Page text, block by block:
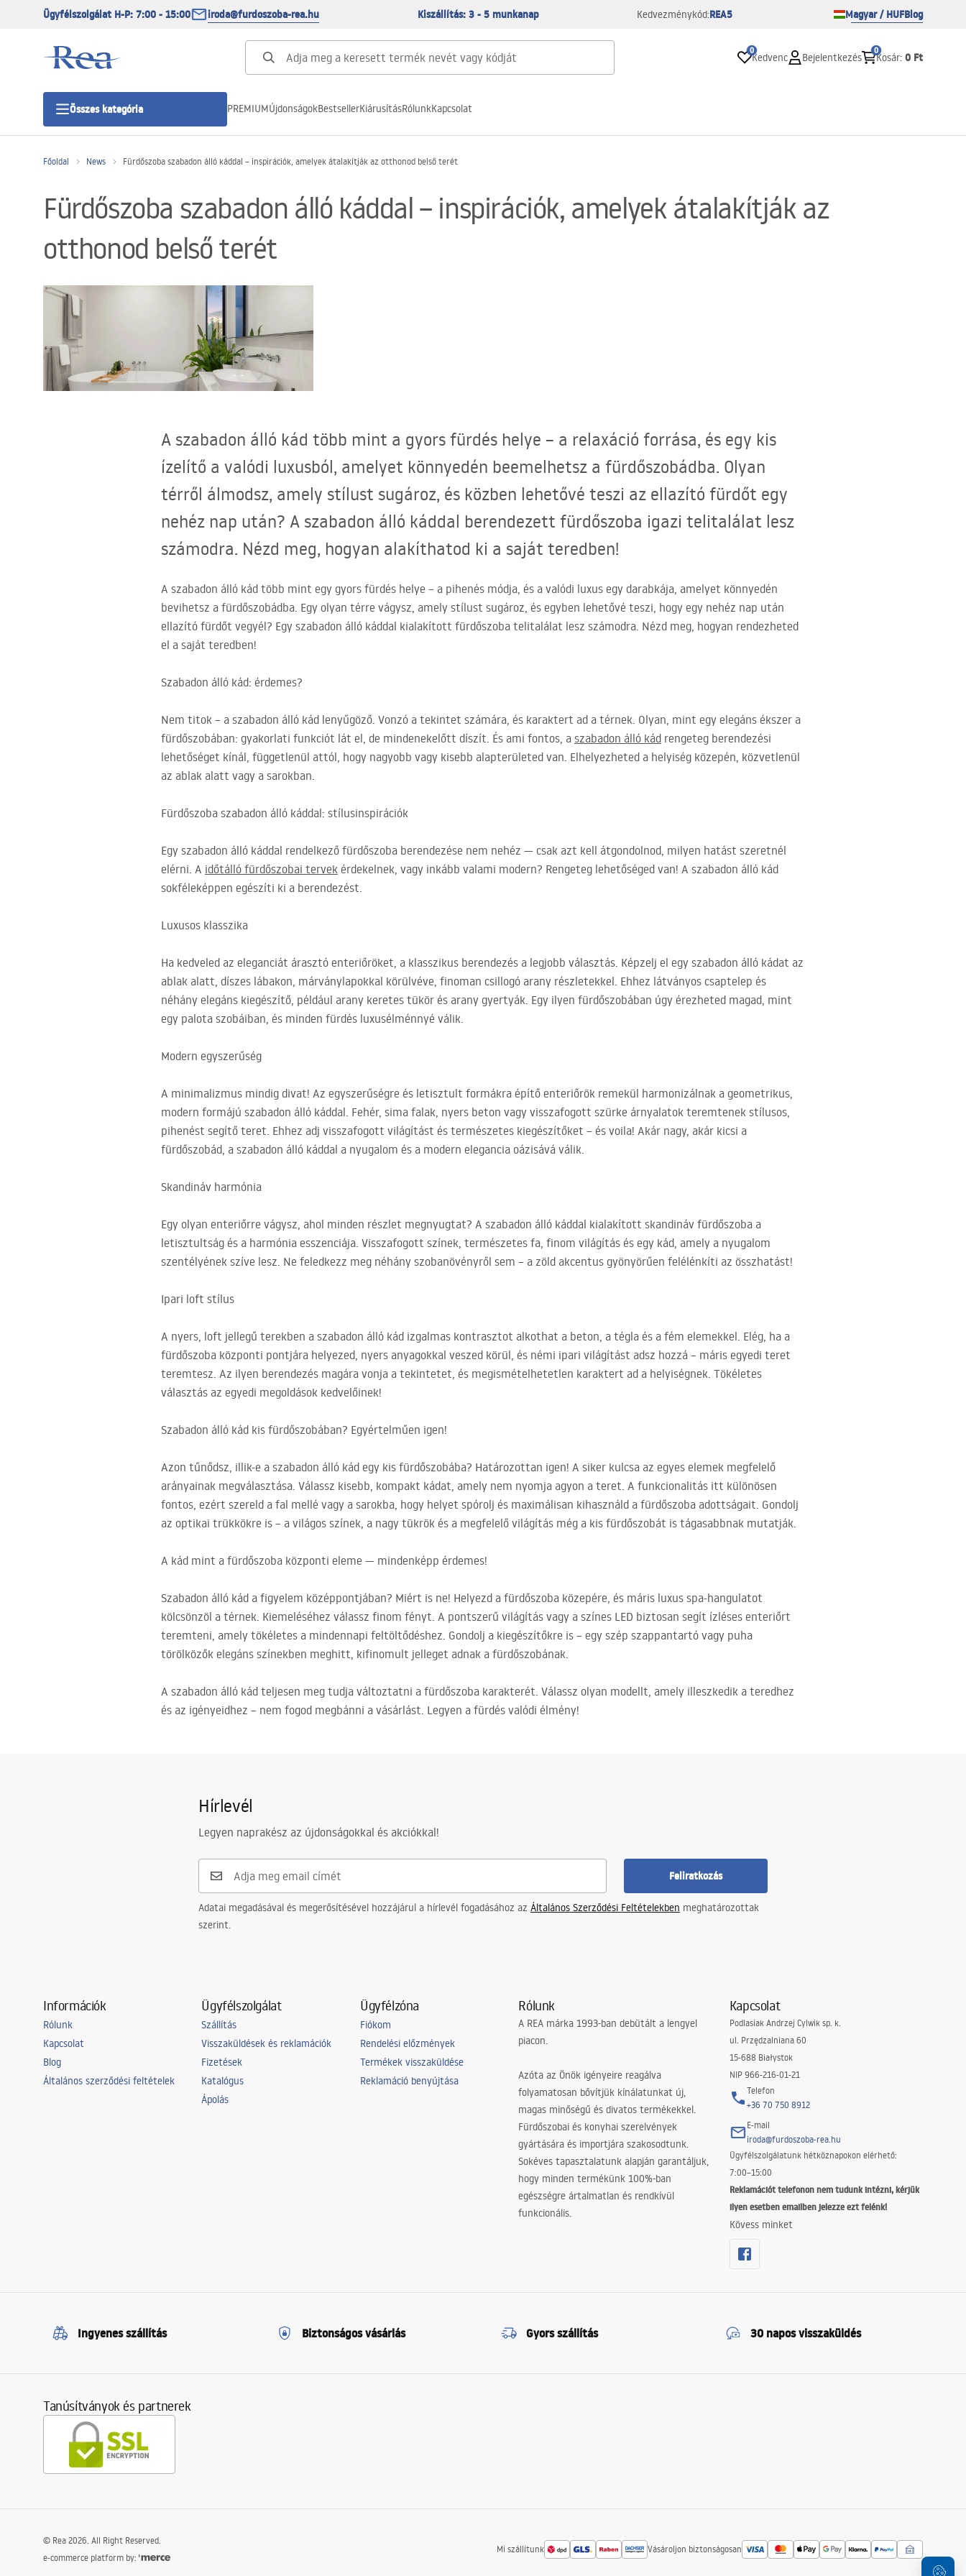
Ügyfélszolgálat H-P: 7:00 - 15:00 iroda@furdoszoba-rea.hu Kiszállítás: 3 - 5 munkanap Kedvezménykód:REA5 Magyar / HUFBlog
0
Kedvenc Bejelentkezés
0
Kosár: 0 Ft
Összes kategória
Zuhanyajtó
Zuhanytálcák
Mosdókagylók
Fürdőszoba csaptelepek
Fürdőszobai kiegészítők és
PREMIUMÚjdonságokBestsellerKiárusításRólunkKapcsolat
Főoldal News Fürdőszoba szabadon álló káddal – inspirációk, amelyek átalakítják az otthonod belső terét
Fürdőszoba szabadon álló káddal – inspirációk, amelyek átalakítják az
otthonod belső terét
A szabadon álló kád több mint a gyors fürdés helye – a relaxáció forrása, és egy kis
ízelítő a valódi luxusból, amelyet könnyedén beemelhetsz a fürdőszobádba. Olyan
térről álmodsz, amely stílust sugároz, és közben lehetővé teszi az ellazító fürdőt egy
nehéz nap után? A szabadon álló káddal berendezett fürdőszoba igazi telitalálat lesz
számodra. Nézd meg, hogyan alakíthatod ki a saját teredben!
A szabadon álló kád több mint egy gyors fürdés helye – a pihenés módja, és a valódi luxus egy darabkája, amelyet könnyedén
bevihetsz a fürdőszobádba. Egy olyan térre vágysz, amely stílust sugároz, és egyben lehetővé teszi, hogy egy nehéz nap után
ellazító fürdőt vegyél? Egy szabadon álló káddal kialakított fürdőszoba telitalálat lesz számodra. Nézd meg, hogyan rendezheted
el a saját teredben!
Szabadon álló kád: érdemes?
Nem titok – a szabadon álló kád lenyűgöző. Vonzó a tekintet számára, és karaktert ad a térnek. Olyan, mint egy elegáns ékszer a
fürdőszobában: gyakorlati funkciót lát el, de mindenekelőtt díszít. És ami fontos, a szabadon álló kád rengeteg berendezési
lehetőséget kínál, függetlenül attól, hogy nagyobb vagy kisebb alapterületed van. Elhelyezheted a helyiség közepén, közvetlenül
az ablak alatt vagy a sarokban.
Fürdőszoba szabadon álló káddal: stílusinspirációk
Egy szabadon álló káddal rendelkező fürdőszoba berendezése nem nehéz — csak azt kell átgondolnod, milyen hatást szeretnél
elérni. A időtálló fürdőszobai tervek érdekelnek, vagy inkább valami modern? Rengeteg lehetőséged van! A szabadon álló kád
sokféleképpen egészíti ki a berendezést.
Luxusos klasszika
Ha kedveled az eleganciát árasztó enteriőröket, a klasszikus berendezés a legjobb választás. Képzelj el egy szabadon álló kádat az
ablak alatt, díszes lábakon, márványlapokkal körülvéve, finoman csillogó arany részletekkel. Ehhez látványos csaptelep és
néhány elegáns kiegészítő, például arany keretes tükör és arany gyertyák. Egy ilyen fürdőszobában úgy érezheted magad, mint
egy palota szobáiban, és minden fürdés luxusélménnyé válik.
Modern egyszerűség
A minimalizmus mindig divat! Az egyszerűségre és letisztult formákra építő enteriőrök remekül harmonizálnak a geometrikus,
modern formájú szabadon álló káddal. Fehér, sima falak, nyers beton vagy visszafogott szürke árnyalatok teremtenek stílusos,
pihenést segítő teret. Ehhez adj visszafogott világítást és természetes kiegészítőket – és voila! Akár nagy, akár kicsi a
fürdőszobád, a szabadon álló káddal a nyugalom és a modern elegancia oázisává válik.
Skandináv harmónia
Egy olyan enteriőrre vágysz, ahol minden részlet megnyugtat? A szabadon álló káddal kialakított skandináv fürdőszoba a
letisztultság és a harmónia esszenciája. Visszafogott színek, természetes fa, finom világítás és egy kád, amely a nyugalom
szentélyének szíve lesz. Ne feledkezz meg néhány szobanövényről sem – a zöld akcentus gyönyörűen felélénkíti az összhatást!
Ipari loft stílus
A nyers, loft jellegű terekben a szabadon álló kád izgalmas kontrasztot alkothat a beton, a tégla és a fém elemekkel. Elég, ha a
fürdőszoba központi pontjára helyezed, nyers anyagokkal veszed körül, és némi ipari világítást adsz hozzá – máris egyedi teret
teremtesz. Az ilyen berendezés magára vonja a tekintetet, és megismételhetetlen karaktert ad a helyiségnek. Tökéletes
választás az egyedi megoldások kedvelőinek!
Szabadon álló kád kis fürdőszobában? Egyértelműen igen!
Azon tűnődsz, illik-e a szabadon álló kád egy kis fürdőszobába? Határozottan igen! A siker kulcsa az egyes elemek megfelelő
arányainak megválasztása. Válassz kisebb, kompakt kádat, amely nem nyomja agyon a teret. A funkcionalitás itt különösen
fontos, ezért szereld a fal mellé vagy a sarokba, hogy helyet spórolj és maximálisan kihasználd a fürdőszoba adottságait. Gondolj
az optikai trükkökre is – a világos színek, a nagy tükrök és a megfelelő világítás még a kis fürdőszobát is tágasabbnak mutatják.
A kád mint a fürdőszoba központi eleme — mindenképp érdemes!
Szabadon álló kád a figyelem középpontjában? Miért is ne! Helyezd a fürdőszoba közepére, és máris luxus spa-hangulatot
kölcsönzöl a térnek. Kiemeléséhez válassz finom fényt. A pontszerű világítás vagy a színes LED biztosan segít ízléses enteriőrt
teremteni, amely tökéletes a mindennapi feltöltődéshez. Gondolj a kiegészítőkre is – egy szép szappantartó vagy puha
törölközők elegáns színekben meghitt, kifinomult jelleget adnak a fürdőszobának.
A szabadon álló kád teljesen meg tudja változtatni a fürdőszoba karakterét. Válassz olyan modellt, amely illeszkedik a teredhez
és az igényeidhez – nem fogod megbánni a vásárlást. Legyen a fürdés valódi élmény!
Hírlevél
Legyen naprakész az újdonságokkal és akciókkal!
Feliratkozás
Adatai megadásával és megerősítésével hozzájárul a hírlevél fogadásához az Általános Szerződési Feltételekben meghatározottak
szerint.
Információk
Rólunk
Kapcsolat
Blog
Általános szerződési feltételek
Ügyfélszolgálat
Szállítás
Visszaküldések és reklamációk
Fizetések
Katalógus
Ápolás
Ügyfélzóna
Fiókom
Rendelési előzmények
Termékek visszaküldése
Reklamáció benyújtása
Rólunk
A REA márka 1993-ban debütált a lengyel
piacon.
Azóta az Önök igényeire reagálva
folyamatosan bővítjük kínálatunkat új,
magas minőségű és divatos termékekkel.
Fürdőszobai és konyhai szerelvények
gyártására és importjára szakosodtunk.
Sokéves tapasztalatunk alapján garantáljuk,
hogy minden termékünk 100%-ban
egészségre ártalmatlan és rendkívül
funkcionális.
Kapcsolat
Podlasiak Andrzej Cylwik sp. k.
ul. Przędzalniana 60
15-688 Białystok
NIP 966-216-01-21
Telefon
+36 70 750 8912
E-mail
iroda@furdoszoba-rea.hu
Ügyfélszolgálatunk hétköznapokon elérhető:
7:00–15:00
Reklamációt telefonon nem tudunk intézni, kérjük
ilyen esetben emailben jelezze ezt felénk!
Kövess minket
Ingyenes szállítás Biztonságos vásárlás Gyors szállítás 30 napos visszaküldés
Tanúsítványok és partnerek
Mi szállítunk Vásároljon biztonságosan
© Rea 2026. All Right Reserved.
e-commerce platform by: